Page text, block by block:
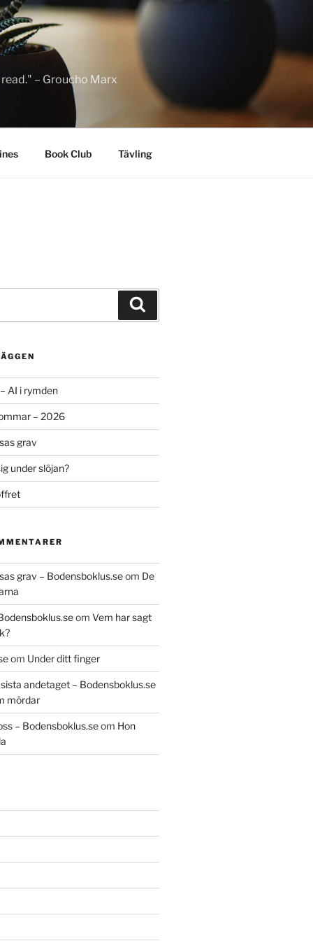
– Groucho Marx
Book Club Tävling
AI i rymden
– 2026
grav
under slöjan?
grav – Bodensboklus.seom De
om Vem har sagt
om Under ditt finger
andetaget – Bodensboklus.se
mördar
– Bodensboklus.seom Hon